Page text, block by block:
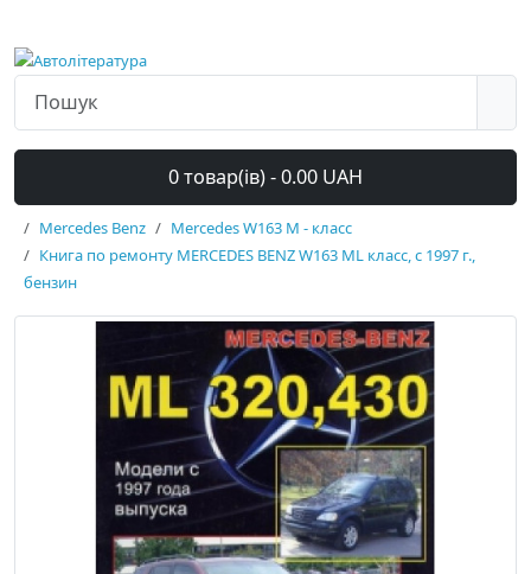
0 товар(ів) - 0.00 UAH
Mercedes Benz
Mercedes W163 M - класс
Книга по ремонту MERCEDES BENZ W163 ML класс, с 1997 г.,
бензин